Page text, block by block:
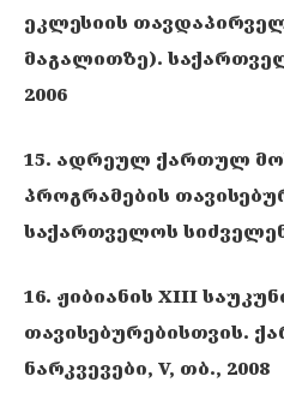
ეკლესიის
მაგალითზე).
2006
15. ადრეულ ქართულ
პროგრამების
საქართველოს
16. ჟიბიანის XIII
თავისებურებისთვის.
ნარკვევები, V, თბ., 2008